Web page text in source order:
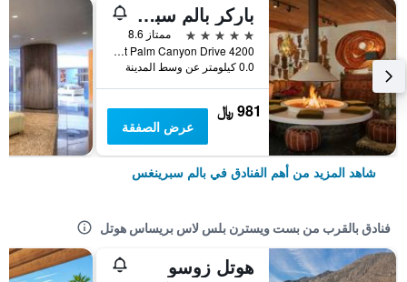
باركر بالم سبرنجز
5 نجوم
ممتاز 8.6
4200 East Palm Canyon Drive, بالم سبرينغس, CA, الولايات المتحدة الأميريكية
0.0 كيلومتر عن وسط المدينة
981 ﷼
عرض الصفقة
شاهد المزيد من أهم الفنادق في بالم سبرينغس
فنادق بالقرب من بست ويسترن بلس لاس بريساس هوتل
هوتل زوسو